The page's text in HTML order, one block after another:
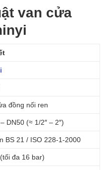
van cửa
đồng nối ren
DN50 (≈ 1/2″ – 2″)
BS 21 / ISO 228-1-2000
đa 16 bar)